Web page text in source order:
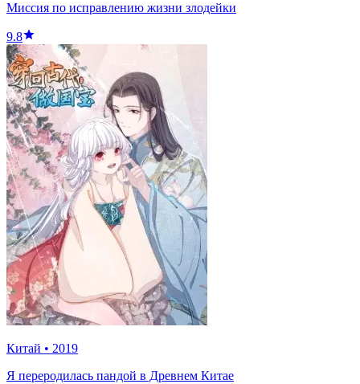
Миссия по исправлению жизни злодейки
9.8
Китай • 2019
Я переродилась пандой в Древнем Китае